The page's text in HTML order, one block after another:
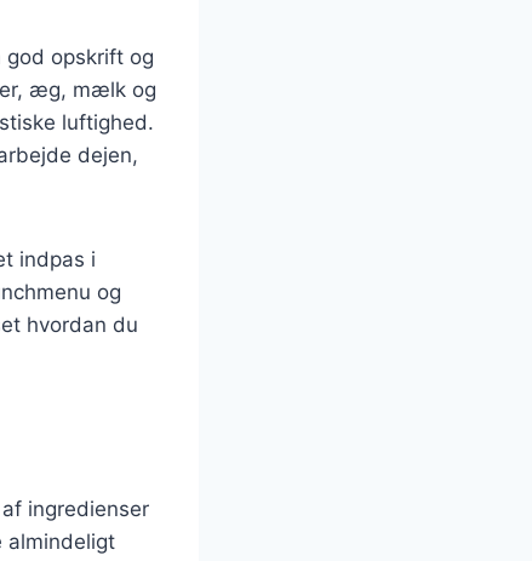
god opskrift og
æg, mælk og
luftighed.
dejen,
indpas i
og
hvordan du
ingredienser
almindeligt